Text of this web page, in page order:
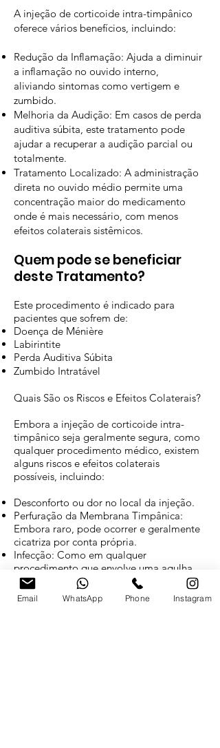
A injeção de corticoide intra-timpânico
oferece vários benefícios, incluindo:
Redução da Inflamação: Ajuda a diminuir
a inflamação no ouvido interno,
aliviando sintomas como vertigem e
zumbido.
Melhoria da Audição: Em casos de perda
auditiva súbita, este tratamento pode
ajudar a recuperar a audição parcial ou
totalmente.
Tratamento Localizado: A administração
direta no ouvido médio permite uma
concentração maior do medicamento
onde é mais necessário, com menos
efeitos colaterais sistêmicos.
Quem pode se beneficiar
deste Tratamento?
Este procedimento é indicado para
pacientes que sofrem de:
Doença de Ménière
Labirintite
Perda Auditiva Súbita
Zumbido Intratável
Quais São os Riscos e Efeitos Colaterais?
Embora a injeção de corticoide intra-
timpânico seja geralmente segura, como
qualquer procedimento médico, existem
alguns riscos e efeitos colaterais
possíveis, incluindo:
Desconforto ou dor no local da injeção.
Perfuração da Membrana Timpânica:
Embora raro, pode ocorrer e geralmente
cicatriza por conta própria.
Infecção: Como em qualquer
procedimento que envolve uma agulha,
há um pequeno risco de infecção.
Email WhatsApp Phone Instagram